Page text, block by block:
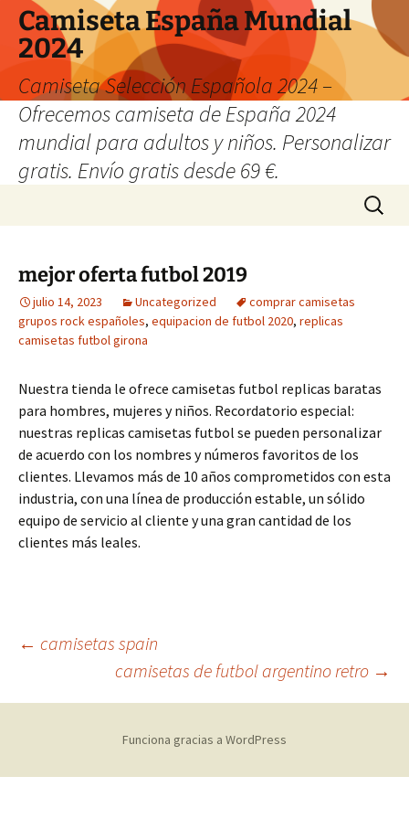
Camiseta España Mundial
2024
Camiseta Selección Española 2024 –
Ofrecemos camiseta de España 2024
mundial para adultos y niños. Personalizar
gratis. Envío gratis desde 69 €.
Buscar:
mejor oferta futbol 2019
julio 14, 2023 Uncategorized
comprar camisetas
grupos rock españoles, equipacion de futbol 2020, replicas
camisetas futbol girona
Nuestra tienda le ofrece camisetas futbol replicas baratas
para hombres, mujeres y niños. Recordatorio especial:
nuestras replicas camisetas futbol se pueden personalizar
de acuerdo con los nombres y números favoritos de los
clientes. Llevamos más de 10 años comprometidos con esta
industria, con una línea de producción estable, un sólido
equipo de servicio al cliente y una gran cantidad de los
clientes más leales.
Navegación
de
entradas
← camisetas spain
camisetas de futbol argentino retro →
Funciona gracias a WordPress